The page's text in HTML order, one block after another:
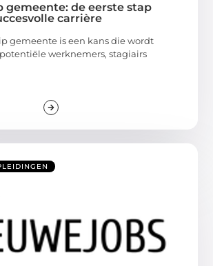
gemeente: de eerste stap
carrière
gemeente is een kans die wordt
werknemers, stagiairs